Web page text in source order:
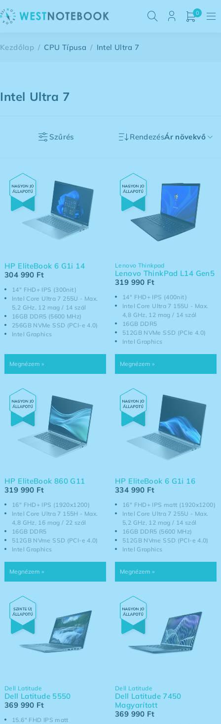
0
Intel Ultra 7
Kezdőlap / CPU Típusa / Intel Ultra 7
Szűrés RendezésÁr növekvő
14" FHD+ IPS (300nit)
Intel Core Ultra 7 255U - Max.
5,2 GHz, 12 mag / 14 szál
16GB DDR5 (5600 MHz)
256GB NVMe SSD (PCI-e 4.0)
Intel Graphics
HP EliteBook 6 G1i 14
304 990 Ft
14" FHD+ IPS (400nit)
Intel Core Ultra 7 155U - Max.
4,8 GHz, 12 mag / 14 szál
16GB DDR5
512GB NVMe SSD (PCIe 4.0)
Intel Graphics
Lenovo Thinkpad
Lenovo ThinkPad L14 Gen5
319 990 Ft
16" FHD+ IPS (1920x1200)
Intel Core Ultra 7 155H - Max.
4,8 GHz, 16 mag / 22 szál
16GB DDR5
512GB NVme SSD (PCI-e 4.0)
Intel Graphics
HP EliteBook 860 G11
319 990 Ft
16" FHD+ IPS matt (1920x1200)
Intel Core Ultra 7 255U - Max.
5,2 GHz, 12 mag / 14 szál
16GB DDR5 (5600 MHz)
512GB NVme SSD (PCI-e 4.0)
Intel Graphics
HP EliteBook 6 G1i 16
334 990 Ft
15.6" FHD IPS matt
Dell Latitude
Dell Latitude 5550
369 990 Ft
Dell Latitude
Dell Latitude 7450
Magyarított
369 990 Ft